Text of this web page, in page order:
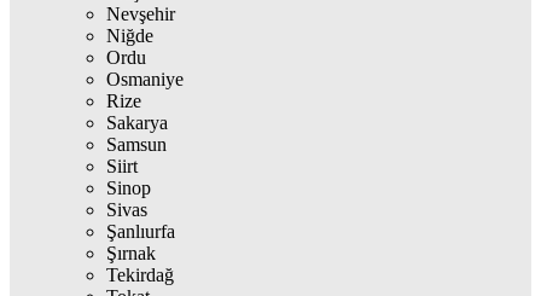
Nevşehir
Niğde
Ordu
Osmaniye
Rize
Sakarya
Samsun
Siirt
Sinop
Sivas
Şanlıurfa
Şırnak
Tekirdağ